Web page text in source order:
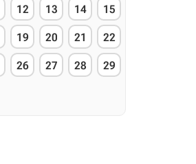
12 13 14 15
19 20 21 22
26 27 28 29